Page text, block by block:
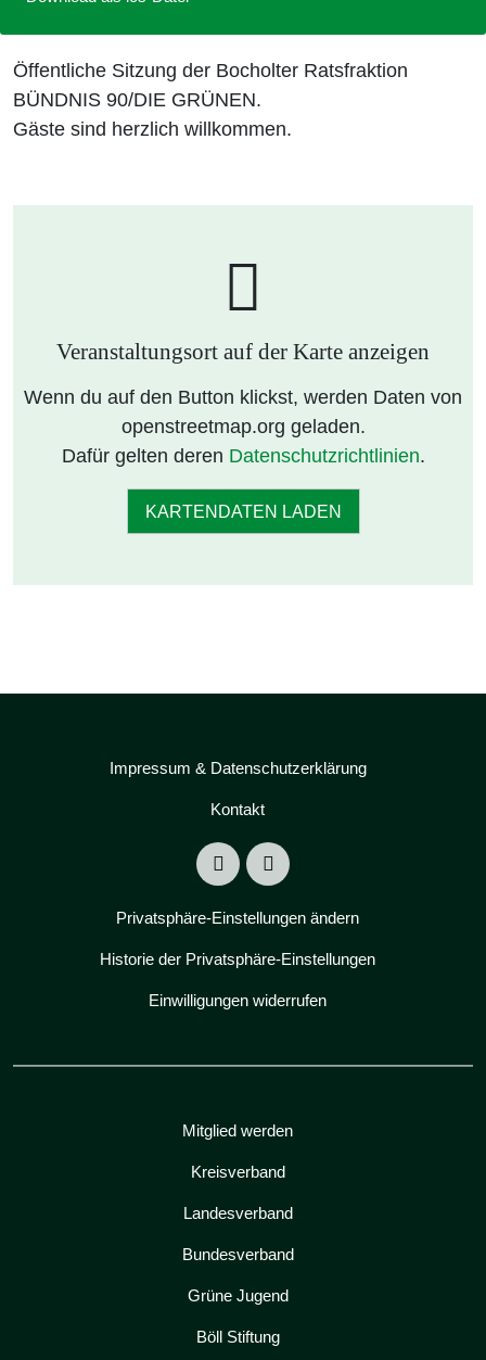
Öffentliche Sitzung der Bocholter Ratsfraktion
BÜNDNIS 90/DIE GRÜNEN.
Gäste sind herzlich willkommen.
Veranstaltungsort auf der Karte anzeigen
Wenn du auf den Button klickst, werden Daten von
openstreetmap.org geladen.
Dafür gelten deren Datenschutzrichtlinien.
KARTENDATEN LADEN
Impressum & Datenschutzerklärung
Kontakt
Privatsphäre-Einstellungen ändern
Historie der Privatsphäre-Einstellungen
Einwilligungen widerrufen
Mitglied werden
Kreisverband
Landesverband
Bundesverband
Grüne Jugend
Böll Stiftung